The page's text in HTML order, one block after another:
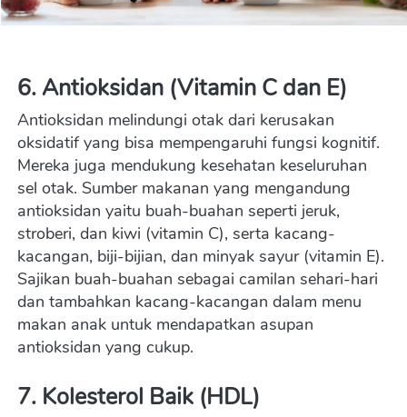
6. Antioksidan (Vitamin C dan E)
Antioksidan melindungi otak dari kerusakan
oksidatif yang bisa mempengaruhi fungsi kognitif.
Mereka juga mendukung kesehatan keseluruhan
sel otak. Sumber makanan yang mengandung
antioksidan yaitu buah-buahan seperti jeruk,
stroberi, dan kiwi (vitamin C), serta kacang-
kacangan, biji-bijian, dan minyak sayur (vitamin E).
Sajikan buah-buahan sebagai camilan sehari-hari
dan tambahkan kacang-kacangan dalam menu
makan anak untuk mendapatkan asupan
antioksidan yang cukup.
7. Kolesterol Baik (HDL)